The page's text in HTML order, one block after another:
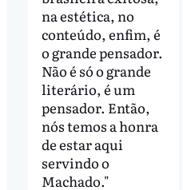
na estética, no
conteúdo, enfim, é
o grande pensador.
Não é só o grande
literário, é um
pensador. Então,
nós temos a honra
de estar aqui
servindo o
Machado."